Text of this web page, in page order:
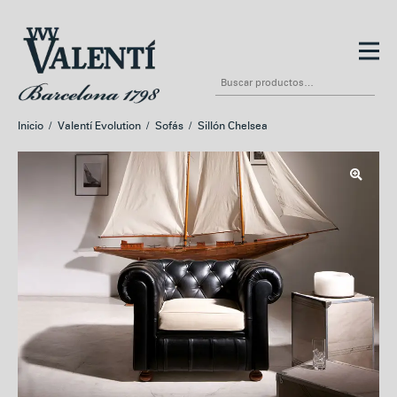
contenido
Inicio / Valentí Evolution / Sofás / Sillón Chelsea